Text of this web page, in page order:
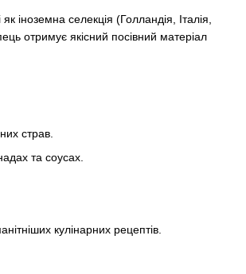
іноземна селекція (Голландія, Італія,
отримує якісний посівний матеріал
страв.
та соусах.
кулінарних рецептів.